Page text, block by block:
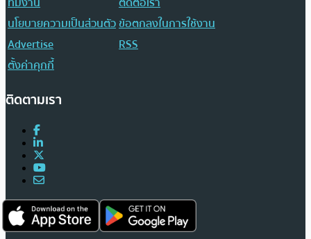
นโยบายความเป็นส่วนตัวข้อตกลงในการใช้งาน
Advertise
RSS
ตั้งค่าคุกกี้
ติดตามเรา